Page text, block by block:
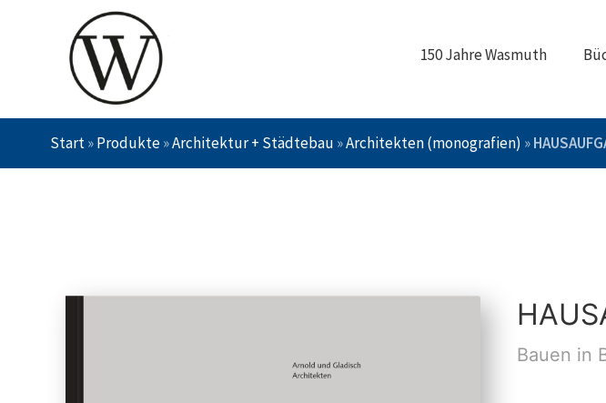
150 Jahre Wasmuth
Start»Produkte»Architektur + Städtebau »Architekten (monografien) »
Bauen in